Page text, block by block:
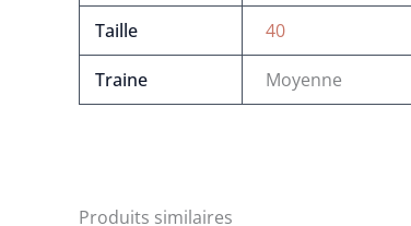
Taille 40
Traine Moyenne
Produits similaires